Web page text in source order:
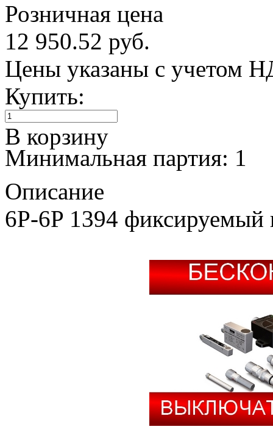
Розничная цена
12 950.52 руб.
Цены указаны с учетом
Купить:
В корзину
Минимальная партия: 1
Описание
6P-6P 1394 фиксируемый